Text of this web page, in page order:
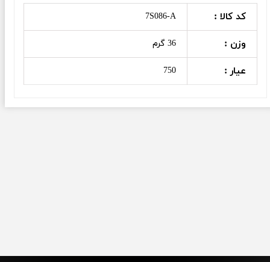
کد کالا : 7S086-A
وزن : 36 گرم
عیار : 750